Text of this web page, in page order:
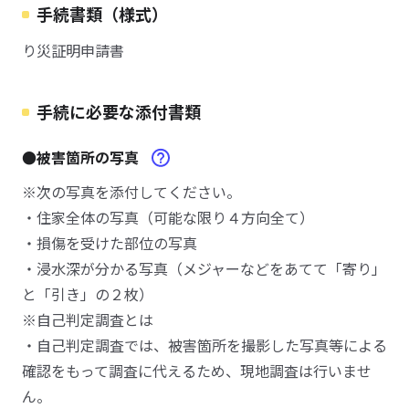
手続書類（様式）
り災証明申請書
手続に必要な添付書類
●被害箇所の写真
※次の写真を添付してください。
・住家全体の写真（可能な限り４方向全て）
・損傷を受けた部位の写真
・浸水深が分かる写真（メジャーなどをあてて「寄り」
と「引き」の２枚）
※自己判定調査とは
・自己判定調査では、被害箇所を撮影した写真等による
確認をもって調査に代えるため、現地調査は行いませ
ん。